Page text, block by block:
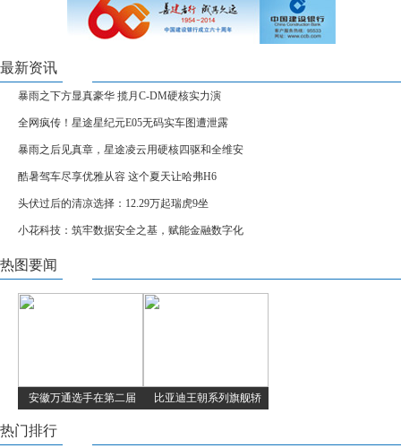
最新资讯
暴雨之下方显真豪华 揽月C-DM硬核实力演
全网疯传！星途星纪元E05无码实车图遭泄露
暴雨之后见真章，星途凌云用硬核四驱和全维安
酷暑驾车尽享优雅从容 这个夏天让哈弗H6
头伏过后的清凉选择：12.29万起瑞虎9坐
小花科技：筑牢数据安全之基，赋能金融数字化
热图要闻
安徽万通选手在第二届 比亚迪王朝系列旗舰轿
热门排行